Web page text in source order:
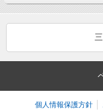
個人情報保護方針